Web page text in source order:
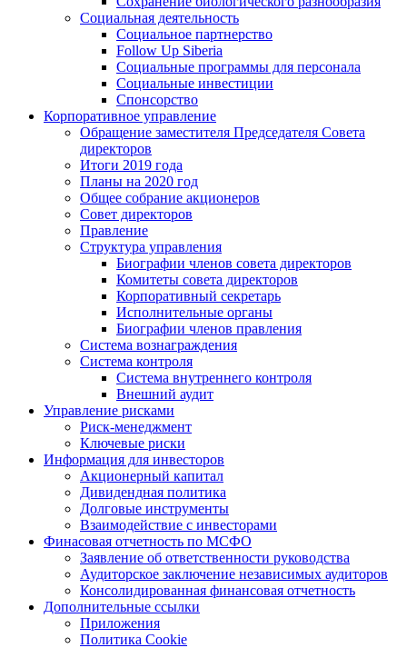
Социальная деятельность
Социальное партнерство
Follow Up Siberia
Социальные программы для персонала
Социальные инвестиции
Спонсорство
Корпоративное управление
Обращение заместителя Председателя Совета
директоров
Итоги 2019 года
Планы на 2020 год
Общее собрание акционеров
Совет директоров
Правление
Структура управления
Биографии членов совета директоров
Комитеты совета директоров
Корпоративный секретарь
Исполнительные органы
Биографии членов правления
Система вознаграждения
Система контроля
Система внутреннего контроля
Внешний аудит
Управление рисками
Риск-менеджмент
Ключевые риски
Информация для инвесторов
Акционерный капитал
Дивидендная политика
Долговые инструменты
Взаимодействие с инвеcторами
Финасовая отчетность по МСФО
Заявление об ответственности руководства
Аудиторское заключение независимых аудиторов
Консолидированная финансовая отчетность
Дополнительные ссылки
Приложения
Политика Cookie